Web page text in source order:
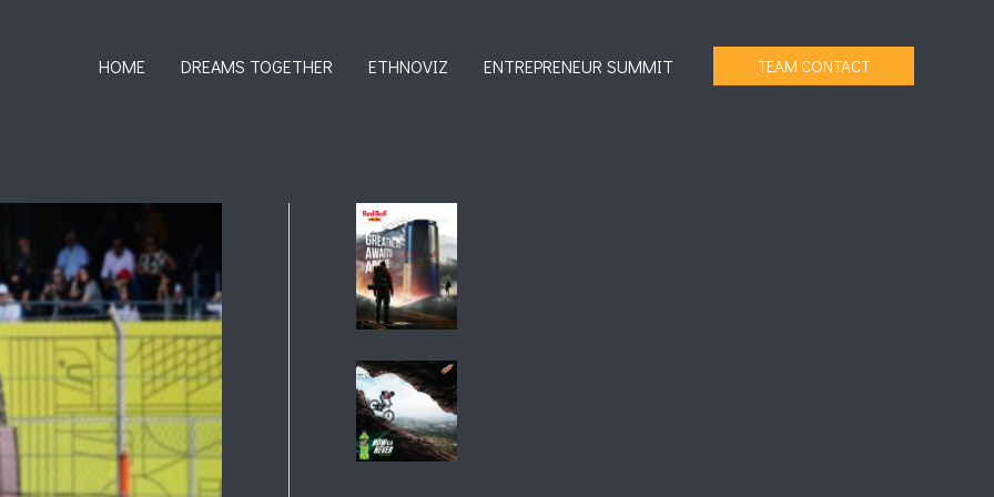
HOME DREAMS TOGETHER ETHNOVIZ ENTREPRENEUR SUMMIT TEAM CONTACT